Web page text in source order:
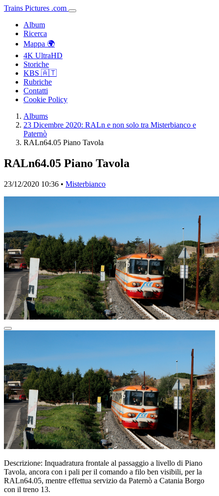
Trains Pictures .com
Album
Ricerca
Mappa 🌍
4K UltraHD
Storiche
KBS 🇦🇹
Rubriche
Contatti
Cookie Policy
Albums
23 Dicembre 2020: RALn e non solo tra Misterbianco e
Paternò
RALn64.05 Piano Tavola
RALn64.05 Piano Tavola
23/12/2020 10:36 • Misterbianco
Descrizione: Inquadratura frontale al passaggio a livello di Piano
Tavola, ancora con i pali per il comando a filo ben visibili, per la
RALn64.05, mentre effettua servizio da Paternò a Catania Borgo
con il treno 13.